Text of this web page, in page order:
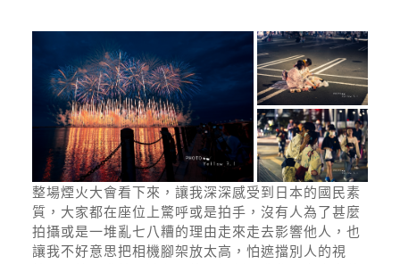
整場煙火大會看下來，讓我深深感受到日本的國民素
質，大家都在座位上驚呼或是拍手，沒有人為了甚麼
拍攝或是一堆亂七八糟的理由走來走去影響他人，也
讓我不好意思把相機腳架放太高，怕遮擋別人的視